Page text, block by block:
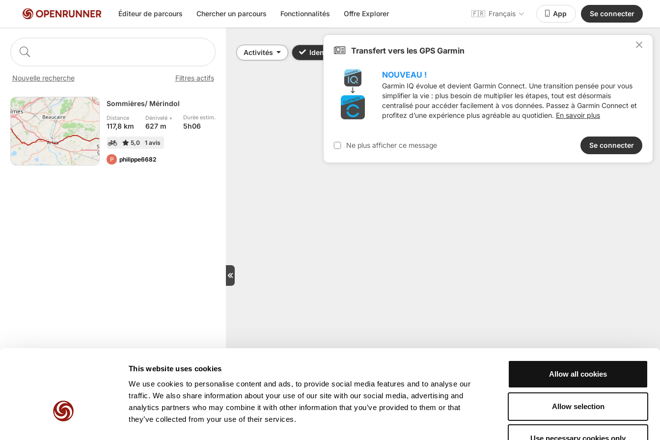
This website uses cookies
We use cookies to personalise content and ads, to provide social media features and to analyse our
traffic. We also share information about your use of our site with our social media, advertising and
analytics partners who may combine it with other information that you’ve provided to them or that
they’ve collected from your use of their services.
Allow all cookies
Allow selection
Use necessary cookies only
Éditeur de parcours Chercher un parcours Fonctionnalités Offre Explorer 🇫🇷 Français App Se connecter
Nouvelle recherche Filtres actifs
Sommières/ Mérindol
Distance
117,8 km
Dénivelé +
627 m
Durée estim.
5h06
5,0 1 avis
P philippe6682
Activités Identifiant / Mot-clé: 21905100 Distance
Transfert vers les GPS Garmin
NOUVEAU !
Garmin IQ évolue et devient Garmin Connect. Une transition pensée pour vous
simplifier la vie : plus besoin de multiplier les étapes, tout est désormais
centralisé pour accéder facilement à vos données. Passez à Garmin Connect et
profitez d’une expérience plus agréable au quotidien. En savoir plus
Ne plus afficher ce message Se connecter